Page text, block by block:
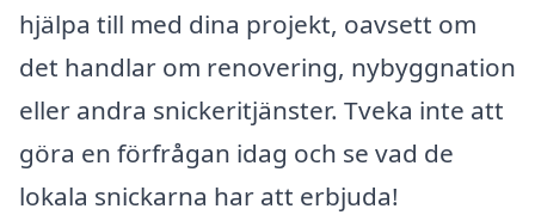
hjälpa till med dina projekt, oavsett om
det handlar om renovering, nybyggnation
eller andra snickeritjänster. Tveka inte att
göra en förfrågan idag och se vad de
lokala snickarna har att erbjuda!